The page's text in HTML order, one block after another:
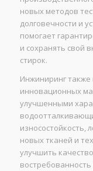
новых методов
долговечности и
помогает
и сохранять свой
стирок.
Инжиниринг также
инновационных
улучшенными
износостойкость,
новых тканей и
улучшить